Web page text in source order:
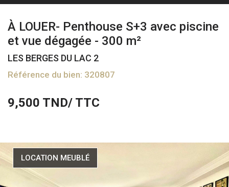
À LOUER- Penthouse S+3 avec piscine
et vue dégagée - 300 m²
LES BERGES DU LAC 2
Référence du bien: 320807
9,500 TND/ TTC
LOCATION MEUBLÉ